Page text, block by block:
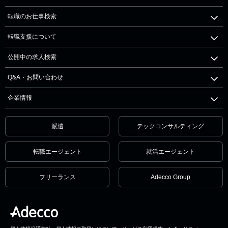
転職のお仕事検索
転職支援について
公開中の求人検索
Q&A・お問い合わせ
企業情報
派遣 テックコンサルティング
転職エージェント 就活エージェント
フリーランス Adecco Group